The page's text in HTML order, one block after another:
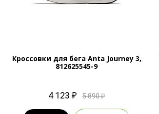
Кроссовки для бега Anta Journey 3,
812625545-9
4 123 ₽ 5 890 ₽